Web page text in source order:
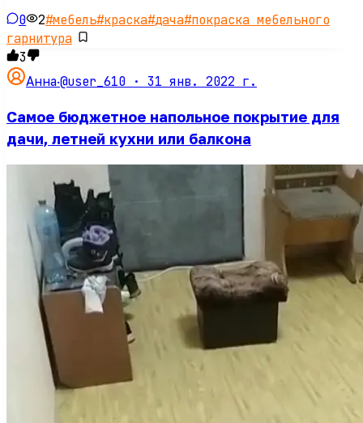
0 2#мебель#краска#дача#покраска мебельного
гарнитура
3
Анна·@user_610 · 31 янв. 2022 г.
Самое бюджетное напольное покрытие для
дачи, летней кухни или балкона